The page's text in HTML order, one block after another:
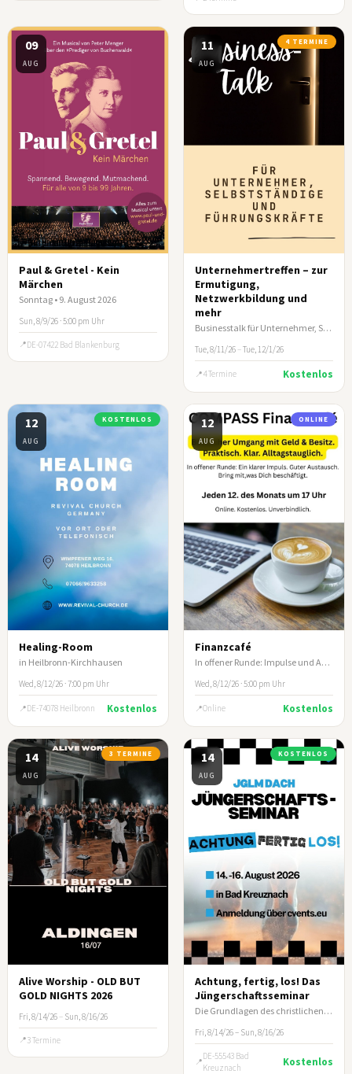
09
AUG
Paul & Gretel - Kein
Märchen
Sonntag • 9. August 2026
Sun, 8/9/26 · 5:00 pm Uhr
DE-07422 Bad Blankenburg
11
AUG
4 TERMINE
Unternehmertreffen – zur
Ermutigung,
Netzwerkbildung und
mehr
Businesstalk für Unternehmer, Selbstständige und leitende Führungskräfte
Tue, 8/11/26 –Tue, 12/1/26
4 Termine Kostenlos
12
AUG
KOSTENLOS
Healing-Room
in Heilbronn-Kirchhausen
Wed, 8/12/26 · 7:00 pm Uhr
DE-74078 Heilbronn Kostenlos
12
AUG
ONLINE
Finanzcafé
In offener Runde: Impulse und Austausch zum biblischen Umgang mit Geld und Besitz
Wed, 8/12/26 · 5:00 pm Uhr
Online Kostenlos
14
AUG
3 TERMINE
Alive Worship - OLD BUT
GOLD NIGHTS 2026
Fri, 8/14/26 – Sun, 8/16/26
3 Termine
14
AUG
KOSTENLOS
Achtung, fertig, los! Das
Jüngerschaftsseminar
Die Grundlagen des christlichen Lebens und wie du andere darin anleitest.
Fri, 8/14/26 – Sun, 8/16/26
DE-55543 Bad
Kreuznach
Kostenlos